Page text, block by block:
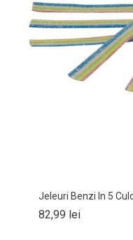
Jeleuri Benzi In 5
82,99 leiPret